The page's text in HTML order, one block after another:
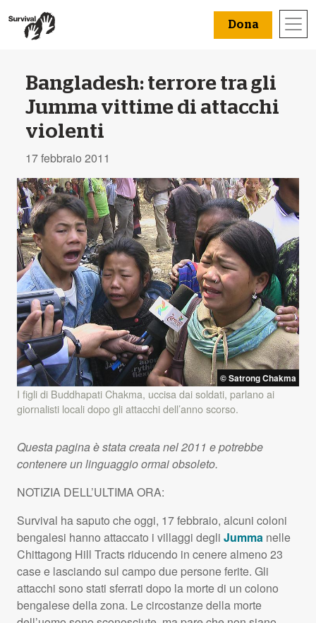
Dona
Bangladesh: terrore tra gli
Jumma vittime di attacchi
violenti
17 febbraio 2011
© Satrong Chakma
I figli di Buddhapati Chakma, uccisa dai soldati, parlano ai
giornalisti locali dopo gli attacchi dell’anno scorso.
Questa pagina è stata creata nel 2011 e potrebbe
contenere un linguaggio ormai obsoleto.
NOTIZIA DELL’ULTIMAORA:
Survival ha saputo che oggi, 17 febbraio, alcuni coloni
bengalesi hanno attaccato i villaggi degli Jumma nelle
Chittagong Hill Tracts riducendo in cenere almeno 23
case e lasciando sul campo due persone ferite. Gli
attacchi sono stati sferrati dopo la morte di un colono
bengalese della zona. Le circostanze della morte